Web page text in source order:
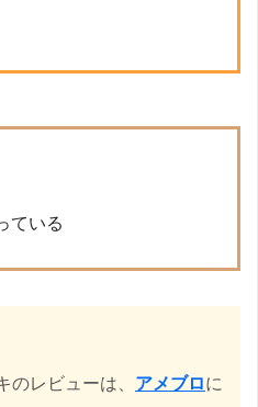
ている
のレビューは、 アメブロに